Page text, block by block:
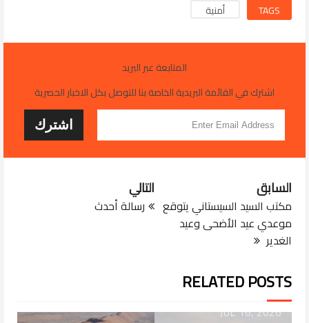
TAGS أمنية
المتابعة عبر البريد
اشترك في القائمة البريدية الخاصة بنا للتوصل بكل الاخبار الحصرية
التالي
رسالة أحدث
السابق
مكتب السيد السيستاني يتوقع
موعدي عيد الأضحى وعيد
الغدير
RELATED POSTS
JUL 16, 2026